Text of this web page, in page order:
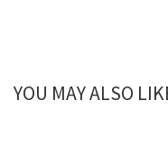
YOU MAY ALSO